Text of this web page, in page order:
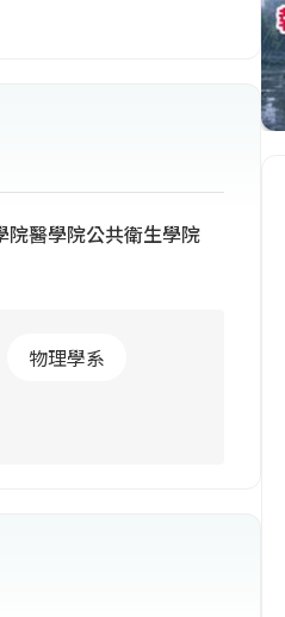
物資源暨農學院，
院醫學院公共衛生學院
物理學系